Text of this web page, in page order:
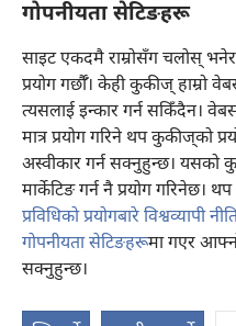
गोपनीयता सेटिङहरू
साइट एकदमै राम्रोसँग चलोस्
प्रयोग गर्छौँ। केही कुकीज्‌
त्यसलाई इन्कार गर्न सकिँदैन।
मात्र प्रयोग गरिने थप कुकीज्‌को
अस्वीकार गर्न सक्नुहुन्छ। यसको
मार्केटिङ गर्न नै प्रयोग गरिनेछ।
प्रविधिको प्रयोगबारे विश्वव्यापी
गोपनीयता सेटिङहरूमा गएर
सक्नुहुन्छ।
अर्को
नयाँ
पृष्ठ
प्रहरीधरहरा अनलाइन लाइब्रेरी
(ब्राउजरको
अर्को
नयाँ
पृष्ठ
खुल्नेछ)
JW Hub ®
(ब्राउजरको
अर्को
ट्याबमा
नयाँ
पृष्ठ
खुल्नेछ)
JW लाइब्रेरी एप
Copyright© 2026 Watch Tower